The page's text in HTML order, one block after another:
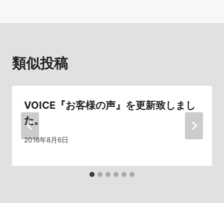
ー
ョ
ン
類似投稿
VOICE『お客様の声』を更新致しまし
た。
2016年8月6日